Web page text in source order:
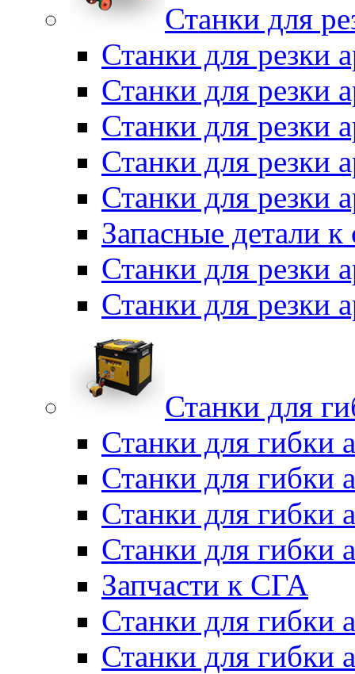
Станки для
Станки для резки
Станки для резки
Станки для резки
Станки для резки
Станки для резки
Запасные детали к
Станки для резки
Станки для резки
Станки для
Станки для гибки
Станки для гибки
Станки для гибки
Станки для гибки
Запчасти к СГА
Станки для гибки
Станки для гибки